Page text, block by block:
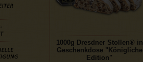
1000g Dresdner Stollen® in
Geschenkdose "Königliche
Edition"